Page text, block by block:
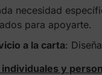
necesidad
para apoyarte.
a la carta:
y